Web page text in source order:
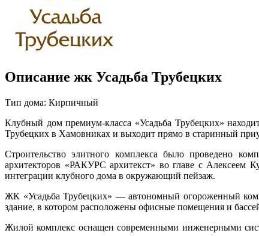
Описание жк Усадьба Трубецких
Тип дома: Кирпичный
Клубный дом премиум-класса «Усадьба Трубецких»
Трубецких в Хамовниках и выходит прямо в старинный
Строительство элитного комплекса было проведено
архитекторов «РАКУРС архитекст» во главе с Алексеем
интеграции клубного дома в окружающий пейзаж.
ЖК «Усадьба Трубецких» — автономный огороженный
здание, в котором расположены офисные помещения и
Жилой комплекс оснащен современными инженерными